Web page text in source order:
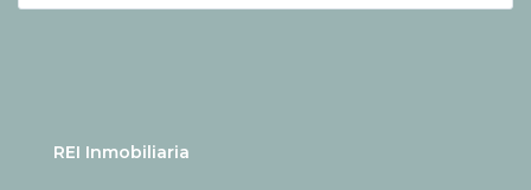
REI Inmobiliaria